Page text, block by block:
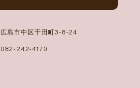
広島市中区千田町3-8-24
082-242-4170